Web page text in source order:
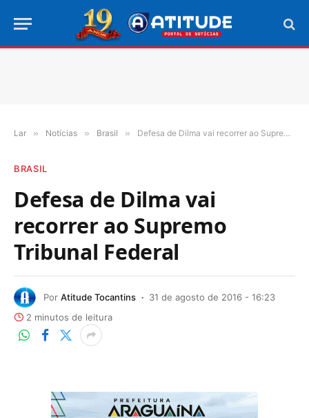
Lar » Notícias » Brasil » Defesa de Dilma vai recorrer ao Supremo Tribunal Federal
BRASIL
Defesa de Dilma vai
recorrer ao Supremo
Tribunal Federal
Por Atitude Tocantins
31 de agosto de 2016 - 16:23
2 minutos de leitura